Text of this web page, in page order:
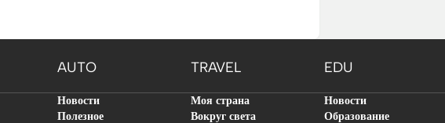
AUTO TRAVEL EDU
Новости
Полезное
Моя страна
Вокруг света
Новости
Образование